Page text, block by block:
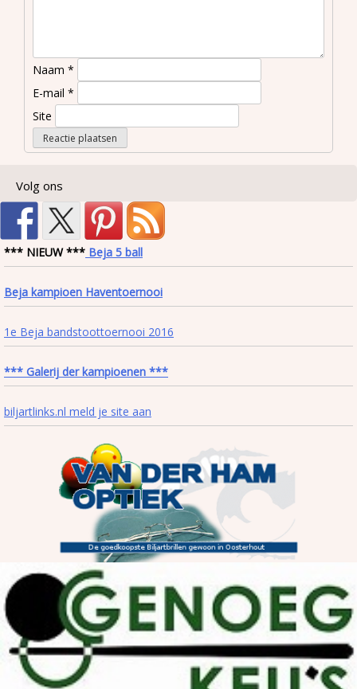
Naam *
E-mail *
Site
Volg ons
*** NIEUW *** Beja 5 ball
Beja kampioen Haventoernooi
1e Beja bandstoottoernooi 2016
*** Galerij der kampioenen ***
biljartlinks.nl meld je site aan